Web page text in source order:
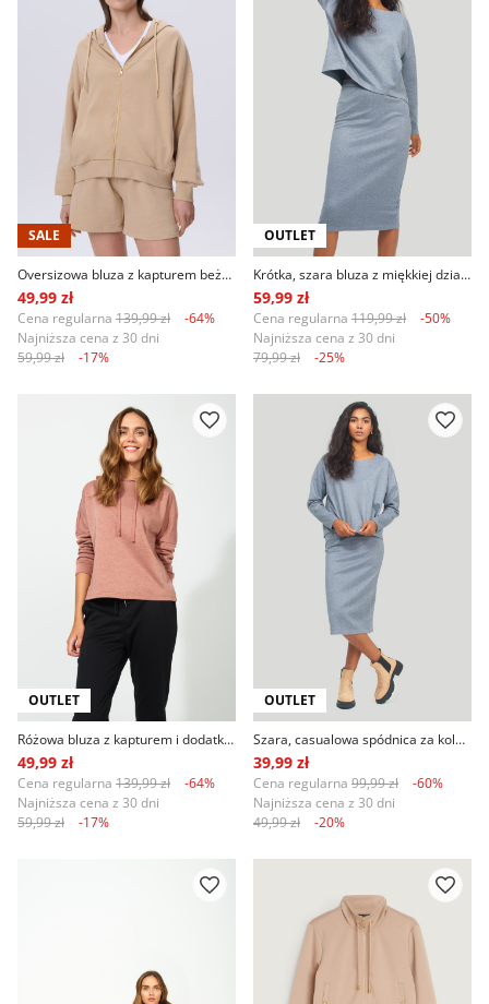
SALE
Oversizowa bluza z kapturem beżowa
49,99 zł
Cena regularna 139,99 zł
-64%
Najniższa cena z 30 dni
59,99 zł
-17%
OUTLET
Krótka, szara bluza z miękkiej dzianiny
59,99 zł
Cena regularna 119,99 zł
-50%
Najniższa cena z 30 dni
79,99 zł
-25%
OUTLET
Różowa bluza z kapturem i dodatkiem włókien ekologicznych
49,99 zł
Cena regularna 139,99 zł
-64%
Najniższa cena z 30 dni
59,99 zł
-17%
OUTLET
Szara, casualowa spódnica za kolano
39,99 zł
Cena regularna 99,99 zł
-60%
Najniższa cena z 30 dni
49,99 zł
-20%